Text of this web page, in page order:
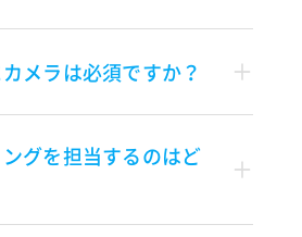
メラは必須ですか？
グを担当するのはど